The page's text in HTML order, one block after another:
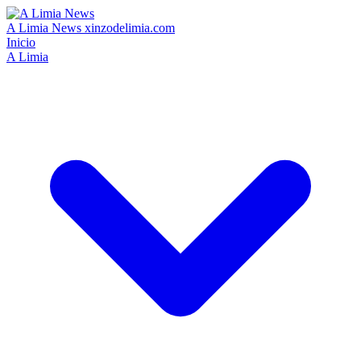
A Limia News xinzodelimia.com
Inicio
A Limia